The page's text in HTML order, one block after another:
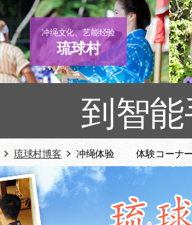
冲绳文化、艺能经验
琉球村
到智
琉球村博客 冲绳体验 体験コーナ